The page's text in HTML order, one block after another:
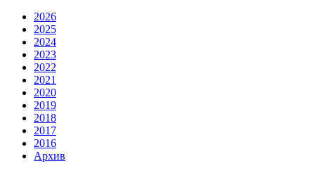
2026
2025
2024
2023
2022
2021
2020
2019
2018
2017
2016
Архив